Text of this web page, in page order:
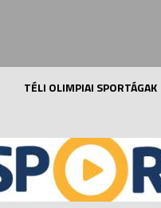
TÉLI OLIMPIAI SPORTÁGAK